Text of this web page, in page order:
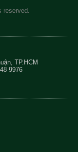
reserved.
TP.HCM
9976